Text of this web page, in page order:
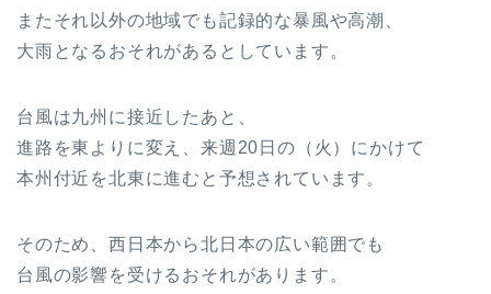
またそれ以外の地域でも記録的な暴風や高潮、
大雨となるおそれがあるとしています。
台風は九州に接近したあと、
進路を東よりに変え、来週20日の（火）にかけて
本州付近を北東に進むと予想されています。
そのため、西日本から北日本の広い範囲でも
台風の影響を受けるおそれがあります。